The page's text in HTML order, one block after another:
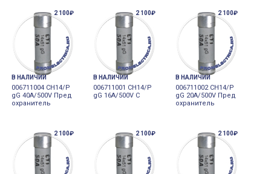
2 100₽
В НАЛИЧИИ
006711004 CH14/P
gG 40A/500V Пред
охранитель
2 100₽
В НАЛИЧИИ
006711001 CH14/P
gG 16A/500V C
2 100₽
В НАЛИЧИИ
006711002 CH14/P
gG 20A/500V Пред
охранитель
2 100₽ 2 100₽ 2 100₽